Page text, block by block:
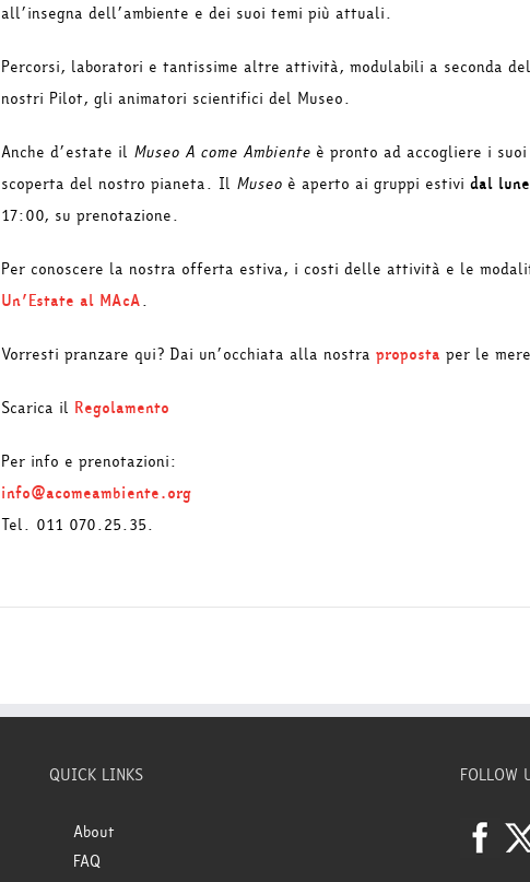
all’insegna dell’ambiente e dei suoi temi più attuali.
Percorsi, laboratori e tantissime altre attività, modulabili a seconda
nostri Pilot, gli animatori scientifici del Museo.
Anche d’estate il Museo A come Ambiente è pronto ad accogliere i
scoperta del nostro pianeta. Il Museo è aperto ai gruppi estivi dal
17:00, su prenotazione.
Per conoscere la nostra offerta estiva, i costi delle attività e le
Un’Estate al MAcA.
Vorresti pranzare qui? Dai un’occhiata alla nostra proposta per le
Scarica il Regolamento
Per info e prenotazioni:
info@acomeambiente.org
Tel. 011 070.25.35.
QUICK LINKS
About
FAQ
FOLLOW